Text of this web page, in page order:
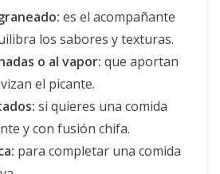
es el acompañante
los sabores y texturas.
o al vapor: que aportan
el picante.
si quieres una comida
y con fusión chifa.
para completar una comida